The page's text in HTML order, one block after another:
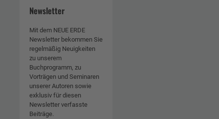
Newsletter
Mit dem NEUE ERDE
Newsletter bekommen Sie
regelmäßig Neuigkeiten
zu unserem
Buchprogramm, zu
Vorträgen und Seminaren
unserer Autoren sowie
exklusiv für diesen
Newsletter verfasste
Beiträge.